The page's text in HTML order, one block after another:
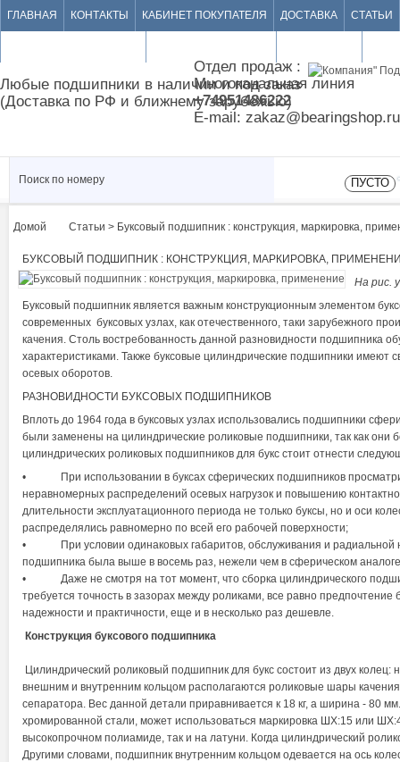
Любые подшипники в наличии и под заказ
(Доставка по РФ и ближнему зарубежью)
Отдел продаж :
Многоканальная линия
+74951486222
E-mail: zakaz@bearingshop.ru
ПУСТО
ГЛАВНАЯ КОНТАКТЫ КАБИНЕТ ПОКУПАТЕЛЯ ДОСТАВКА СТАТЬИ
Домой
Статьи > Буксовый подшипник : конструкция, маркировка,
БУКСОВЫЙ ПОДШИПНИК : КОНСТРУКЦИЯ, МАРКИРОВКА,
На рис.
Буксовый подшипник является важным конструкционным элементом
современных буксовых узлах, как отечественного, таки зарубежного
качения. Столь востребованность данной разновидности подшипника
характеристиками. Также буксовые цилиндрические подшипники имеют
осевых оборотов.
РАЗНОВИДНОСТИ БУКСОВЫХ ПОДШИПНИКОВ
Вплоть до 1964 года в буксовых узлах использовались подшипники
были заменены на цилиндрические роликовые подшипники, так как
цилиндрических роликовых подшипников для букс стоит отнести
• При использовании в буксах сферических подшипников
неравномерных распределений осевых нагрузок и повышению
длительности эксплуатационного периода не только буксы, но и оси
распределялись равномерно по всей его рабочей поверхности;
• При условии одинаковых габаритов, обслуживания и радиальной
подшипника была выше в восемь раз, нежели чем в сферическом
• Даже не смотря на тот момент, что сборка цилиндрического
требуется точность в зазорах между роликами, все равно
надежности и практичности, еще и в несколько раз дешевле.
Конструкция буксового подшипника
Цилиндрический роликовый подшипник для букс состоит из двух
внешним и внутренним кольцом располагаются роликовые шары
сепаратора. Вес данной детали приравнивается к 18 кг, а ширина - 80
хромированной стали, может использоваться маркировка ШХ:15 или
высокопрочном полиамиде, так и на латуни. Когда цилиндрический
Другими словами, подшипник внутренним кольцом одевается на ось